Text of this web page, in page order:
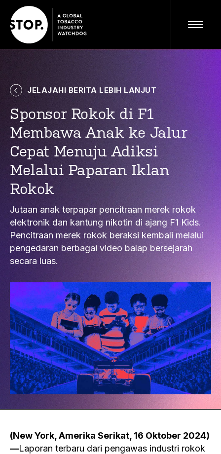
Kunjungi situs lengkap
JELAJAHI BERITA LEBIH LANJUT
Sponsor Rokok di F1
Membawa Anak ke Jalur
Cepat Menuju Adiksi
Melalui Paparan Iklan
Rokok
Jutaan anak terpapar pencitraan merek rokok
elektronik dan kantung nikotin di ajang F1 Kids.
Pencitraan merek rokok beraksi kembali melalui
pengedaran berbagai video balap bersejarah
secara luas.
(New York, Amerika Serikat, 16 Oktober 2024)
—Laporan terbaru dari pengawas industri rokok